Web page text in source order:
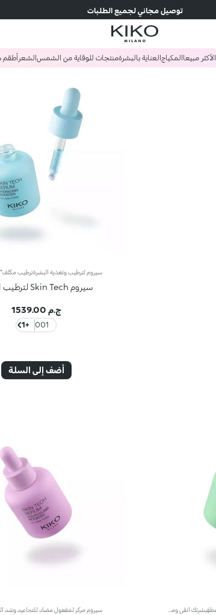
توصيل مجاني لجميع الطلبات
الأكثر مبيعاالمكياجالعناية بالبشرةمنتجات للوقاية من الشمسالشعرأطقم
سيروم Skin Tech لترطيب البشرة
ج.م 1539.00
001
+1
أضف إلى السلة